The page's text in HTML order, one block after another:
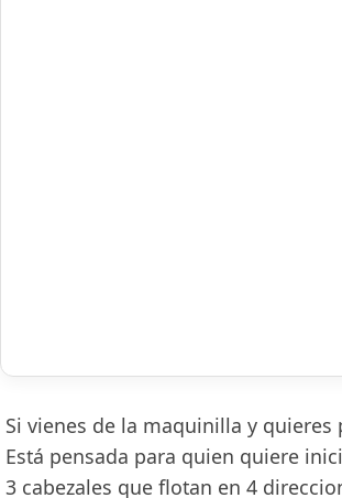
Si vienes de la maquinilla y
Está pensada para quien quiere
3 cabezales que flotan en 4